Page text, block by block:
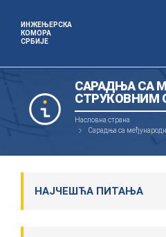
ИНЖЕЊЕРСКА
КОМОРА
СРБИЈЕ
САРАДЊА СА
СТРУКОВНИМ
Насловна страна
Сарадња са
НАЈЧЕШЋА ПИТАЊА